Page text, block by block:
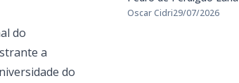
do
a
do
Oscar Cidri29/07/2026